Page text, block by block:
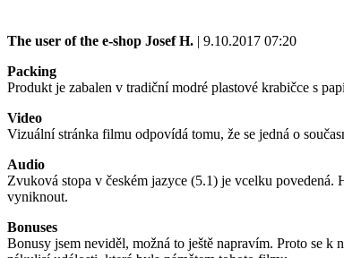
The user of the e-shop Josef H. | 9.10.2017 07:20
Packing
Produkt je zabalen v tradiční modré plastové krabičce s
Video
Vizuální stránka filmu odpovídá tomu, že se jedná o
Audio
Zvuková stopa v českém jazyce (5.1) je vcelku povedená.
vyniknout.
Bonuses
Bonusy jsem neviděl, možná to ještě napravím. Proto se